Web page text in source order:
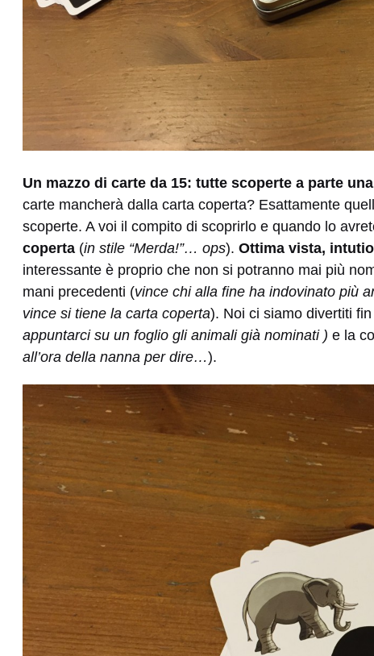
Un mazzo di carte da 15: tutte scoperte a parte
carte mancherà dalla carta coperta? Esattamente
scoperte. A voi il compito di scoprirlo e quando lo
coperta (in stile “Merda!”… ops). Ottima vista,
interessante è proprio che non si potranno mai più
mani precedenti (vince chi alla fine ha indovinato più
vince si tiene la carta coperta). Noi ci siamo divertiti
appuntarci su un foglio gli animali già nominati ) e la
all’ora della nanna per dire…).